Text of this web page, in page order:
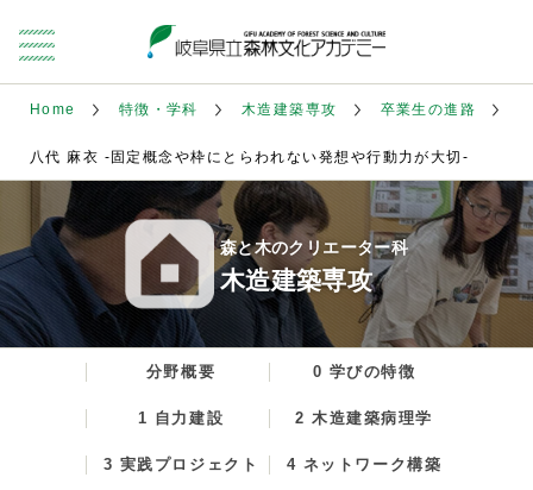
Home 特徴・学科 木造建築専攻 卒業生の進路
八代 麻衣 -固定概念や枠にとらわれない発想や行動力が大切-
森と木のクリエーター科
木造建築専攻
分野概要 0 学びの特徴
1 自力建設 2 木造建築病理学
3 実践プロジェクト 4 ネットワーク構築